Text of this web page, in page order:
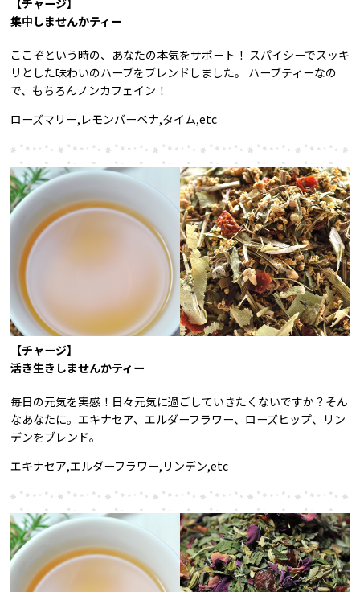
集中しませんかティー
ここぞという時の、あなたの本気をサポート！ スパイシーでスッキ
リとした味わいのハーブをブレンドしました。 ハーブティーなの
で、もちろんノンカフェイン！
ローズマリー,レモンバーベナ,タイム,etc
【チャージ】
活き生きしませんかティー
毎日の元気を実感！日々元気に過ごしていきたくないですか？そん
なあなたに。エキナセア、エルダーフラワー、ローズヒップ、リン
デンをブレンド。
エキナセア,エルダーフラワー,リンデン,etc